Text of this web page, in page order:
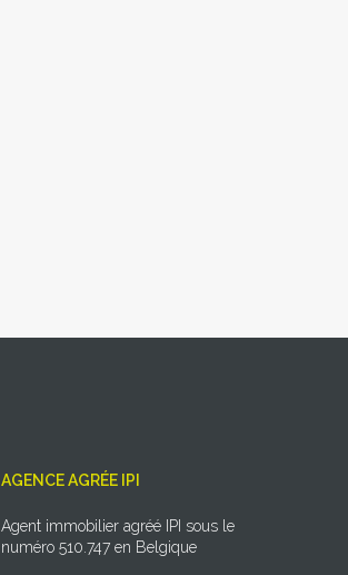
AGENCE AGRÉE IPI
Agent immobilier agréé IPI sous le
numéro 510.747 en Belgique